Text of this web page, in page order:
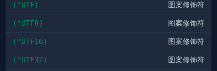
(*UTF) 图案修饰符
(*UTF8) 图案修饰符
(*UTF16) 图案修饰符
(*UTF32) 图案修饰符